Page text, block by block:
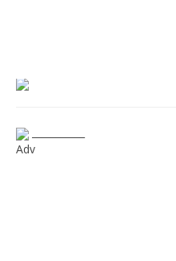
Adv